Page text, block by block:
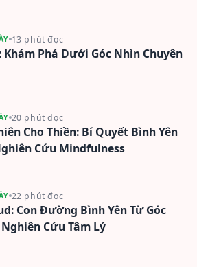
13 phút đọc
Phá Dưới Góc Nhìn Chuyên
20 phút đọc
Cho Thiền: Bí Quyết Bình Yên
Cứu Mindfulness
22 phút đọc
Con Đường Bình Yên Từ Góc
Cứu Tâm Lý